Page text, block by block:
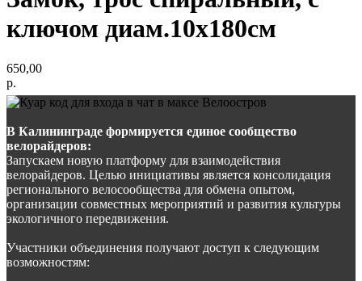
ключом диам.10х180см
650,00
р.
В Калининграде формируется единое сообщество
велорайдеров:
Запускаем новую платформу для взаимодействия
велорайдеров. Целью инициативы является консолидация
регионального велосообщества для обмена опытом,
организации совместных мероприятий и развития культуры
экологичного передвижения.
Участники объединения получают доступ к следующим
возможностям: